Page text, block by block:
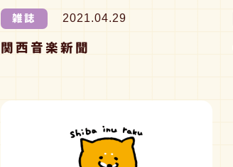
雑誌 2021.04.29
関西音楽新聞